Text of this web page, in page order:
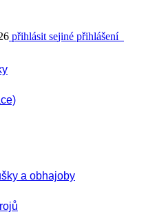
přihlásit sejiné přihlášení
a obhajoby